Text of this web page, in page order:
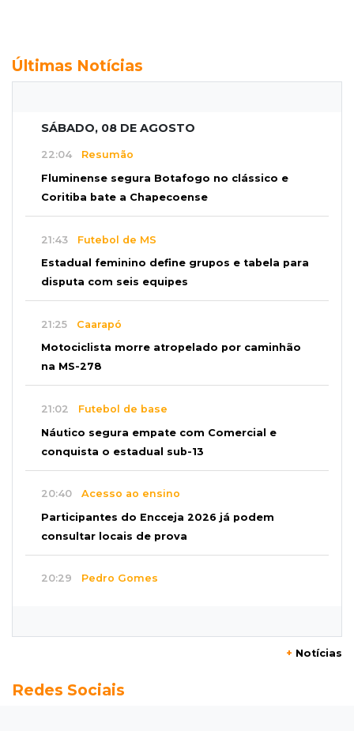
Últimas Notícias
SÁBADO, 08 DE AGOSTO
22:04 Resumão
Fluminense segura Botafogo no clássico e
Coritiba bate a Chapecoense
21:43 Futebol de MS
Estadual feminino define grupos e tabela para
disputa com seis equipes
21:25 Caarapó
Motociclista morre atropelado por caminhão
na MS-278
21:02 Futebol de base
Náutico segura empate com Comercial e
conquista o estadual sub-13
20:40 Acesso ao ensino
Participantes do Encceja 2026 já podem
consultar locais de prova
20:29 Pedro Gomes
Pantanal treina em Goiânia antes de jogo que
+ Notícias
Redes Sociais